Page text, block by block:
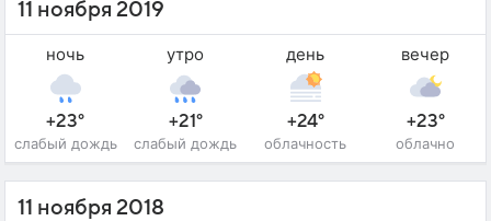
11 ноября 2019
ночь
+23°
слабый дождь
утро
+21°
слабый дождь
день
+24°
облачность
вечер
+23°
облачно
11 ноября 2018